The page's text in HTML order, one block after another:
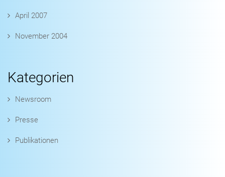
April 2007
November 2004
Kategorien
Newsroom
Presse
Publikationen